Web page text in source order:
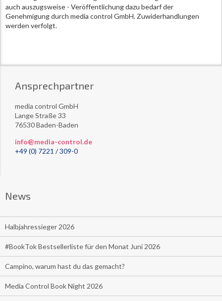
auch auszugsweise - Veröffentlichung dazu bedarf der
Genehmigung durch media control GmbH. Zuwiderhandlungen
werden verfolgt.
Ansprechpartner
media control GmbH
Lange Straße 33
76530 Baden-Baden
info@media-control.de
+49 (0) 7221 / 309-0
News
Halbjahressieger 2026
#BookTok Bestsellerliste für den Monat Juni 2026
Campino, warum hast du das gemacht?
Media Control Book Night 2026